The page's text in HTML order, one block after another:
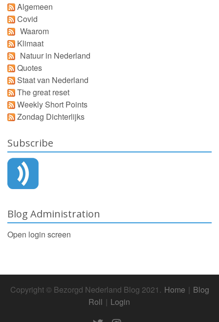
Algemeen
Covid
Waarom
Klimaat
Natuur in Nederland
Quotes
Staat van Nederland
The great reset
Weekly Short Points
Zondag Dichterlijks
Subscribe
Blog Administration
Open login screen
Copyright © Bezorgd Nederland Blog 2021. Home | Blog
Roll | Login